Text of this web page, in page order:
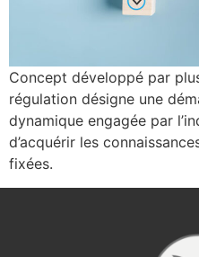
Concept développé par
régulation désigne une
dynamique engagée par
d’acquérir les
fixées.